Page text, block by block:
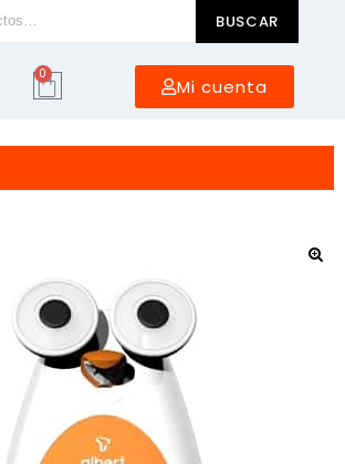
BUSCAR
0
Mi cuenta